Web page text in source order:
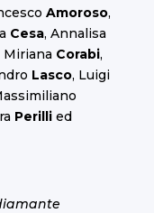
Amoroso,
Cesa, Annalisa
Miriana Corabi,
Lasco, Luigi
Perillied